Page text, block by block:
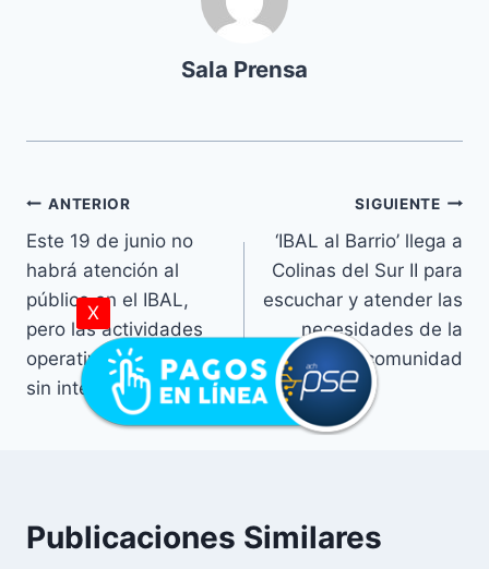
Sala Prensa
ANTERIOR
Este 19 de junio no
habrá atención al
público en el IBAL,
pero las actividades
operativas seguirán
sin interrupciones
SIGUIENTE
‘IBAL al Barrio’ llega a
Colinas del Sur II para
escuchar y atender las
necesidades de la
comunidad
Publicaciones Similares
X